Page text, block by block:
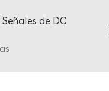
de DC